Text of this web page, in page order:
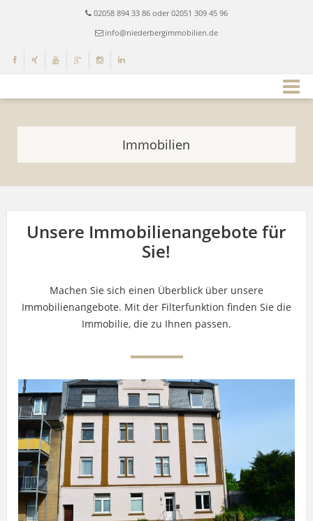
02058 894 33 86 oder 02051 309 45 96
info@niederbergimmobilien.de
Immobilien
Unsere Immobilienangebote für
Sie!
Machen Sie sich einen Überblick über unsere
Immobilienangebote. Mit der Filterfunktion finden Sie die
Immobilie, die zu Ihnen passen.